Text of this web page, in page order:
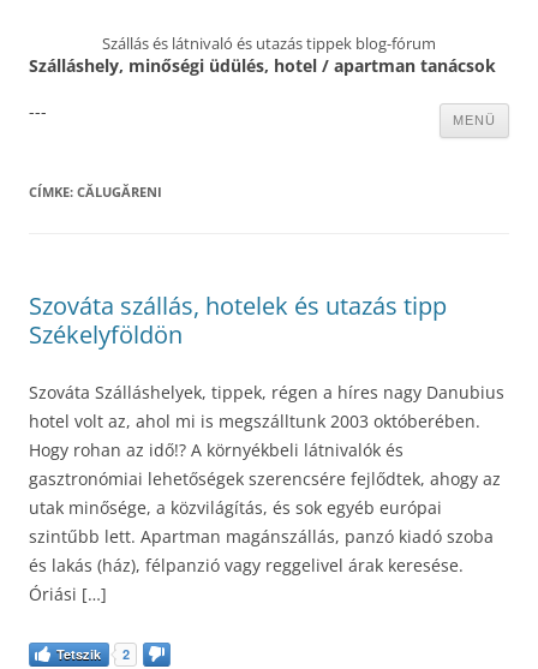
Szállás és látnivaló és utazás tippek blog-fórum
Szálláshely, minőségi üdülés, hotel / apartman tanácsok
MENÜ
---
CÍMKE: CĂLUGĂRENI
Szováta szállás, hotelek és utazás tipp
Székelyföldön
Szováta Szálláshelyek, tippek, régen a híres nagy Danubius
hotel volt az, ahol mi is megszálltunk 2003 októberében.
Hogy rohan az idő!? A környékbeli látnivalók és
gasztronómiai lehetőségek szerencsére fejlődtek, ahogy az
utak minősége, a közvilágítás, és sok egyéb európai
szintűbb lett. Apartman magánszállás, panzó kiadó szoba
és lakás (ház), félpanzió vagy reggelivel árak keresése.
Óriási […]
Tetszik 2